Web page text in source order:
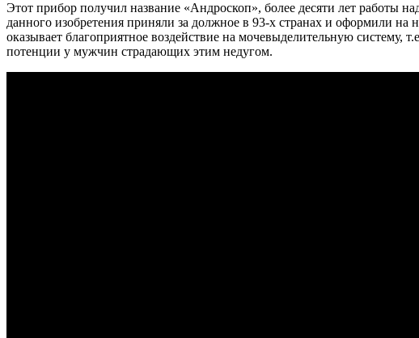
Этот прибор получил название «Андроскоп», более десяти лет работы
данного изобретения приняли за должное в 93-х странах и оформили на
оказывает благоприятное воздействие на мочевыделительную систему,
потенции у мужчин страдающих этим недугом.